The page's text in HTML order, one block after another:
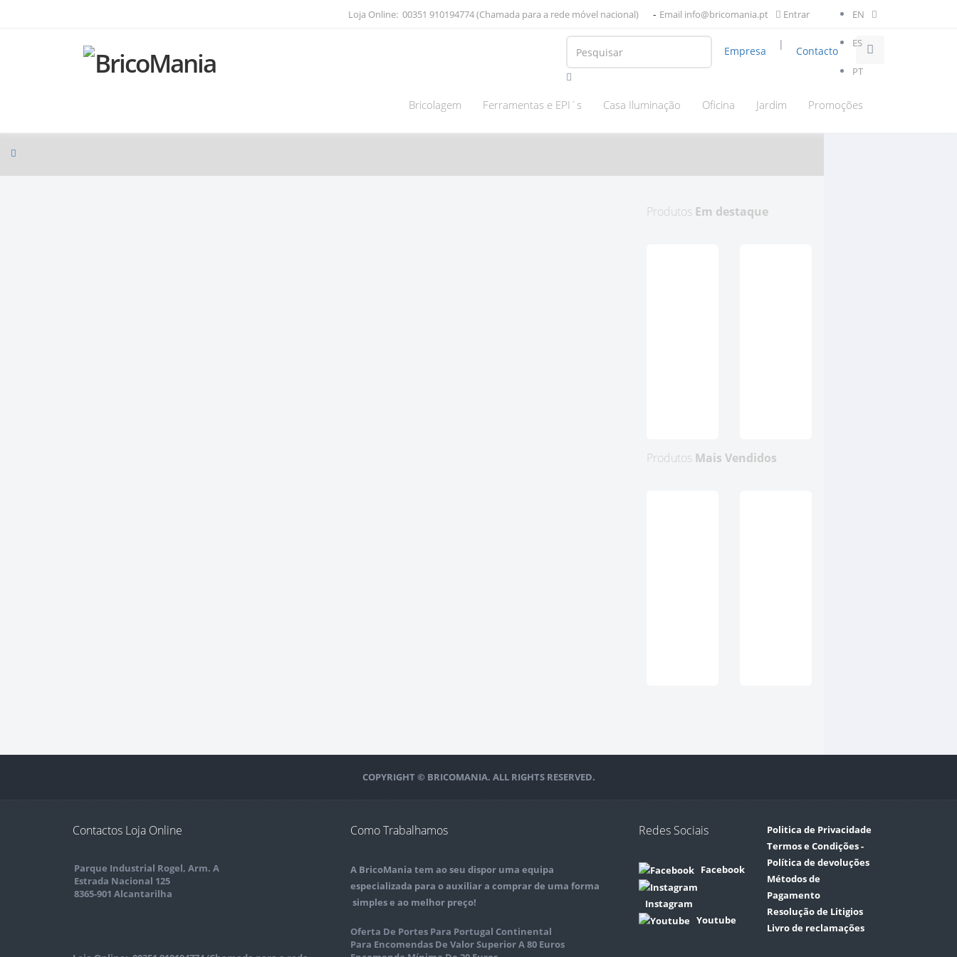
EN
ES
PT
Entrar
Loja Online: 00351 910194774 (Chamada para a rede móvel nacional) - Email info@bricomania.pt
Contacto
|
Empresa
Bricolagem Ferramentas e EPI´s Casa Iluminação Oficina Jardim Promoções
Produtos Em destaque
Produtos Mais Vendidos
COPYRIGHT © BRICOMANIA. ALL RIGHTS RESERVED.
Contactos Loja Online
Parque Industrial Rogel, Arm. A
Estrada Nacional 125
8365-901 Alcantarilha
Como Trabalhamos
A BricoMania tem ao seu dispor uma equipa
especializada para o auxiliar a comprar de uma forma
simples e ao melhor preço!
Oferta De Portes Para Portugal Continental
Para Encomendas De Valor Superior A 80 Euros
Redes Sociais
Facebook
Instagram
Youtube
Politica de Privacidade
Termos e Condições -
Política de devoluções
Métodos de
Pagamento
Resolução de Litigios
Livro de reclamações